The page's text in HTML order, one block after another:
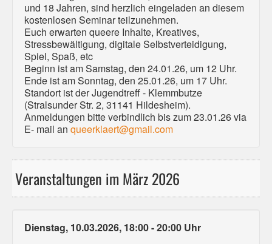
und 18 Jahren, sind herzlich eingeladen an diesem
kostenlosen Seminar teilzunehmen.
Euch erwarten queere Inhalte, Kreatives,
Stressbewältigung, digitale Selbstverteidigung,
Spiel, Spaß, etc
Beginn ist am Samstag, den 24.01.26, um 12 Uhr.
Ende ist am Sonntag, den 25.01.26, um 17 Uhr.
Standort ist der Jugendtreff - Klemmbutze
(Stralsunder Str. 2, 31141 Hildesheim).
Anmeldungen bitte verbindlich bis zum 23.01.26 via
E- mail an queerklaert@gmail.com
Veranstaltungen im März 2026
Dienstag, 10.03.2026, 18:00 - 20:00 Uhr